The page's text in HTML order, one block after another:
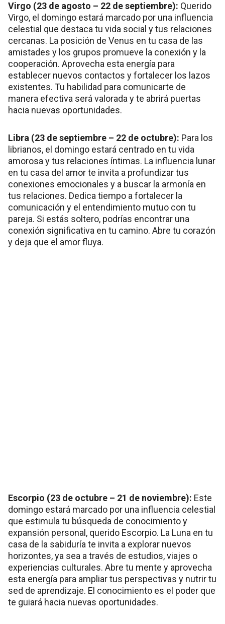
Virgo (23 de agosto – 22 de septiembre): Querido
Virgo, el domingo estará marcado por una influencia
celestial que destaca tu vida social y tus relaciones
cercanas. La posición de Venus en tu casa de las
amistades y los grupos promueve la conexión y la
cooperación. Aprovecha esta energía para
establecer nuevos contactos y fortalecer los lazos
existentes. Tu habilidad para comunicarte de
manera efectiva será valorada y te abrirá puertas
hacia nuevas oportunidades.
Libra (23 de septiembre – 22 de octubre): Para los
librianos, el domingo estará centrado en tu vida
amorosa y tus relaciones íntimas. La influencia lunar
en tu casa del amor te invita a profundizar tus
conexiones emocionales y a buscar la armonía en
tus relaciones. Dedica tiempo a fortalecer la
comunicación y el entendimiento mutuo con tu
pareja. Si estás soltero, podrías encontrar una
conexión significativa en tu camino. Abre tu corazón
y deja que el amor fluya.
Escorpio (23 de octubre – 21 de noviembre): Este
domingo estará marcado por una influencia celestial
que estimula tu búsqueda de conocimiento y
expansión personal, querido Escorpio. La Luna en tu
casa de la sabiduría te invita a explorar nuevos
horizontes, ya sea a través de estudios, viajes o
experiencias culturales. Abre tu mente y aprovecha
esta energía para ampliar tus perspectivas y nutrir tu
sed de aprendizaje. El conocimiento es el poder que
te guiará hacia nuevas oportunidades.